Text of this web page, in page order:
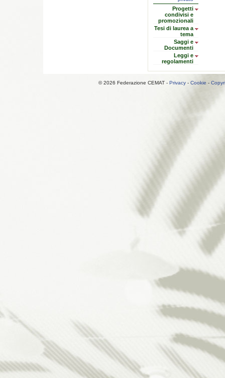
Progetti
condivisi e
promozionali
Tesi di laurea a
tema
Saggi e
Documenti
Leggi e
regolamenti
© 2026 Federazione CEMAT - Privacy- Cookie -